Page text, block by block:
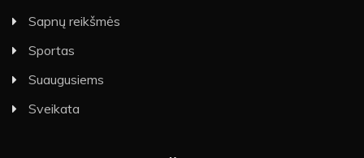
Sapnų reikšmės
Sportas
Suaugusiems
Sveikata